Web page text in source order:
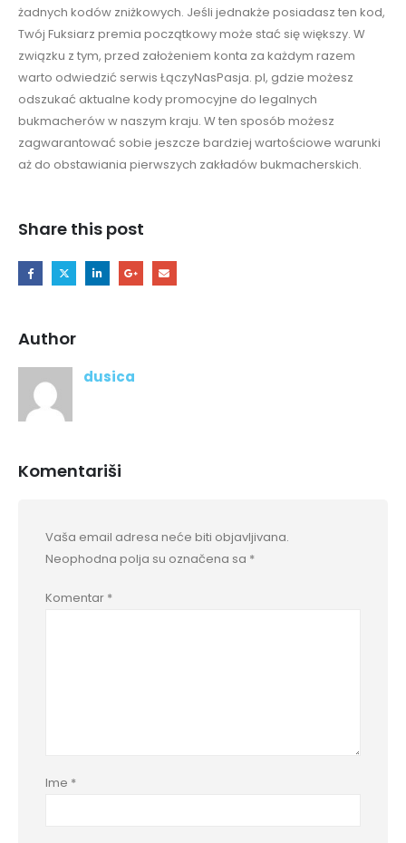
żadnych kodów zniżkowych. Jeśli jednakże posiadasz ten kod,
Twój Fuksiarz premia początkowy może stać się większy. W
związku z tym, przed założeniem konta za każdym razem
warto odwiedzić serwis ŁączyNasPasja. pl, gdzie możesz
odszukać aktualne kody promocyjne do legalnych
bukmacherów w naszym kraju. W ten sposób możesz
zagwarantować sobie jeszcze bardziej wartościowe warunki
aż do obstawiania pierwszych zakładów bukmacherskich.
Share this post
Author
dusica
Komentariši
Vaša email adresa neće biti objavljivana.
Neophodna polja su označena sa *
Komentar *
Ime *